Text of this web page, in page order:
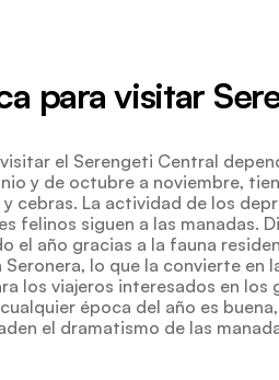
para visitar
el Serengeti Central
y de octubre a noviembre,
y cebras. La actividad de los
felinos siguen a las manadas.
el año gracias a la fauna
lo que la convierte en
los viajeros interesados en los
época del año es
el dramatismo de las